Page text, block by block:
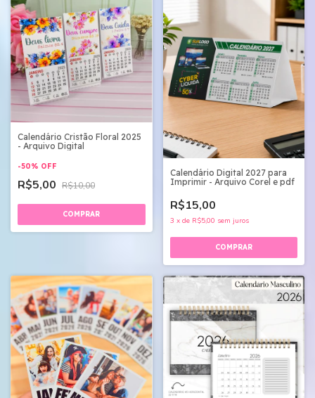
Calendário Cristão Floral 2025
- Arquivo Digital
-50% OFF
R$5,00 R$10,00
Calendário Digital 2027 para
Imprimir - Arquivo Corel e pdf
R$15,00
3 x de R$5,00 sem juros